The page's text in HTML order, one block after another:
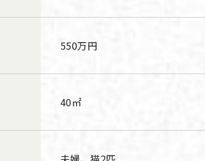
550万円
40㎡